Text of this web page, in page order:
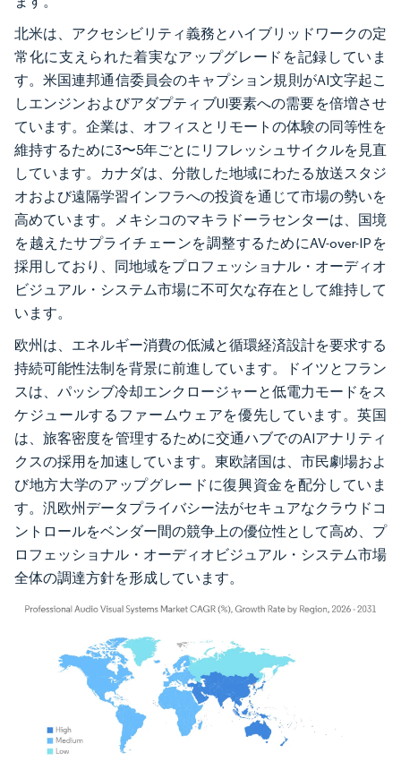
北米は、アクセシビリティ義務とハイブリッドワークの定
常化に支えられた着実なアップグレードを記録していま
す。米国連邦通信委員会のキャプション規則がAI文字起こ
しエンジンおよびアダプティブUI要素への需要を倍増させ
ています。企業は、オフィスとリモートの体験の同等性を
維持するために3〜5年ごとにリフレッシュサイクルを見直
しています。カナダは、分散した地域にわたる放送スタジ
オおよび遠隔学習インフラへの投資を通じて市場の勢いを
高めています。メキシコのマキラドーラセンターは、国境
を越えたサプライチェーンを調整するためにAV-over-IPを
採用しており、同地域をプロフェッショナル・オーディオ
ビジュアル・システム市場に不可欠な存在として維持して
います。
欧州は、エネルギー消費の低減と循環経済設計を要求する
持続可能性法制を背景に前進しています。ドイツとフラン
スは、パッシブ冷却エンクロージャーと低電力モードをス
ケジュールするファームウェアを優先しています。英国
は、旅客密度を管理するために交通ハブでのAIアナリティ
クスの採用を加速しています。東欧諸国は、市民劇場およ
び地方大学のアップグレードに復興資金を配分していま
す。汎欧州データプライバシー法がセキュアなクラウドコ
ントロールをベンダー間の競争上の優位性として高め、プ
ロフェッショナル・オーディオビジュアル・システム市場
全体の調達方針を形成しています。